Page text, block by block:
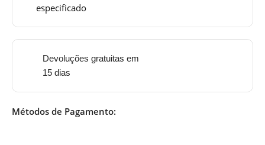
especificado
Devoluções gratuitas em
15 dias
Métodos de Pagamento: